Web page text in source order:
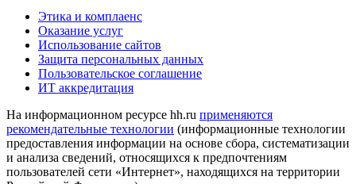
Этика и комплаенс
Оказание услуг
Использование сайтов
Защита персональных данных
Пользовательское соглашение
ИТ аккредитация
На информационном ресурсе hh.ru применяются
рекомендательные технологии (информационные технологии
предоставления информации на основе сбора, систематизации
и анализа сведений, относящихся к предпочтениям
пользователей сети «Интернет», находящихся на территории